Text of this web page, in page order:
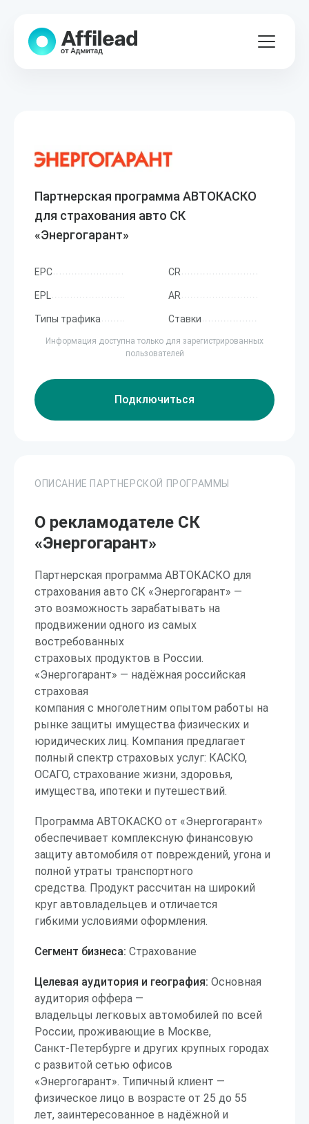
Партнерская программа АВТОКАСКО
для страхования авто СК
«Энергогарант»
EPC CR
EPL AR
Типы трафика Ставки
Информация доступна только для зарегистрированных
пользователей
Подключиться
ОПИСАНИЕ ПАРТНЕРСКОЙ ПРОГРАММЫ
О рекламодателе СК
«Энергогарант»
Партнерская программа АВТОКАСКО для
страхования авто СК «Энергогарант» —
это возможность зарабатывать на
продвижении одного из самых
востребованных
страховых продуктов в России.
«Энергогарант» — надёжная российская
страховая
компания с многолетним опытом работы на
рынке защиты имущества физических и
юридических лиц. Компания предлагает
полный спектр страховых услуг: КАСКО,
ОСАГО, страхование жизни, здоровья,
имущества, ипотеки и путешествий.
Программа АВТОКАСКО от «Энергогарант»
обеспечивает комплексную финансовую
защиту автомобиля от повреждений, угона и
полной утраты транспортного
средства. Продукт рассчитан на широкий
круг автовладельцев и отличается
гибкими условиями оформления.
Сегмент бизнеса: Страхование
Целевая аудитория и география: Основная
аудитория оффера —
владельцы легковых автомобилей по всей
России, проживающие в Москве,
Санкт-Петербурге и других крупных городах
с развитой сетью офисов
«Энергогарант». Типичный клиент —
физическое лицо в возрасте от 25 до 55
лет, заинтересованное в надёжной и